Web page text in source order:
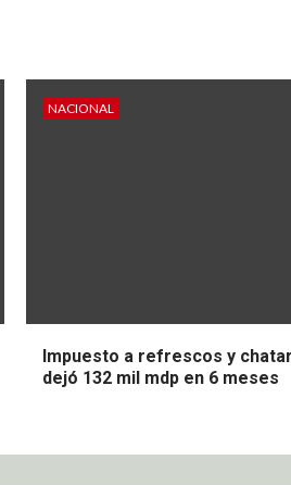
NACIONAL
Impuesto a refrescos y
dejó 132 mil mdp en 6 meses